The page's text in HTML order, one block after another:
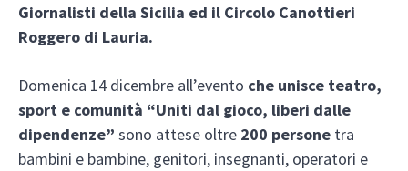
Giornalisti della Sicilia ed il Circolo Canottieri
Roggero di Lauria.
Domenica 14 dicembre all’evento che unisce teatro,
sport e comunità “Uniti dal gioco, liberi dalle
dipendenze” sono attese oltre 200 persone tra
bambini e bambine, genitori, insegnanti, operatori e